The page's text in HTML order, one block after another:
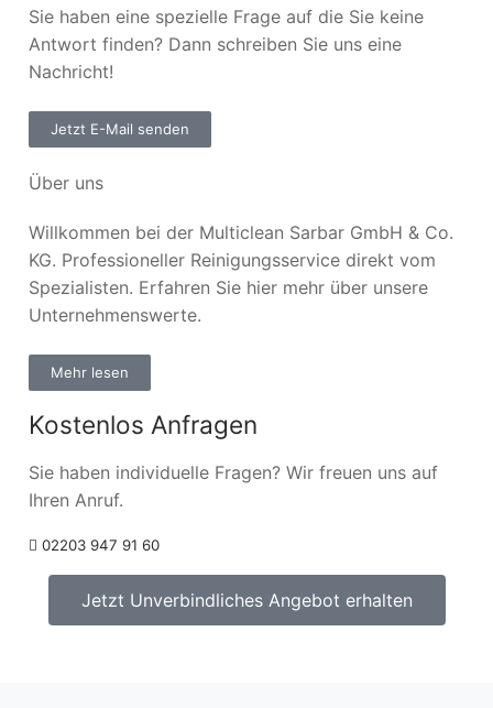
Sie haben eine spezielle Frage auf die Sie keine
Antwort finden? Dann schreiben Sie uns eine
Nachricht!
Jetzt E-Mail senden
Über uns
Willkommen bei der Multiclean Sarbar GmbH & Co.
KG. Professioneller Reinigungsservice direkt vom
Spezialisten. Erfahren Sie hier mehr über unsere
Unternehmenswerte.
Mehr lesen
Kostenlos Anfragen
Sie haben individuelle Fragen? Wir freuen uns auf
Ihren Anruf.
02203 947 91 60
Jetzt Unverbindliches Angebot erhalten